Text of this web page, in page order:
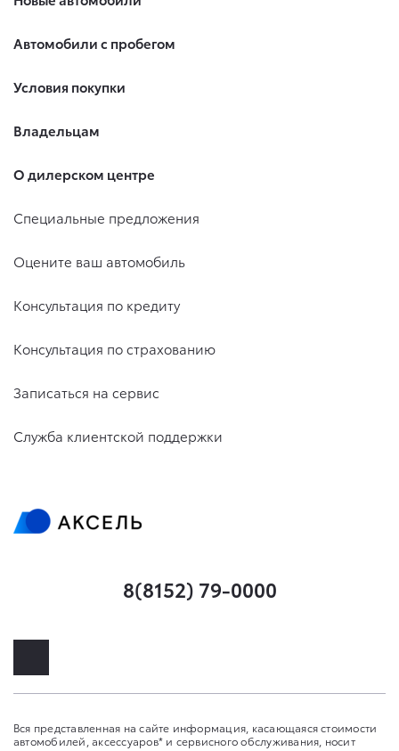
Автомобили с пробегом
Условия покупки
Владельцам
О дилерском центре
Специальные предложения
Оцените ваш автомобиль
Консультация по кредиту
Консультация по страхованию
Записаться на сервис
Служба клиентской поддержки
8(8152) 79-0000
Вся представленная на сайте информация, касающаяся стоимости
автомобилей, аксессуаров* и сервисного обслуживания, носит